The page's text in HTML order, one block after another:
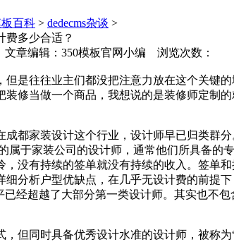
百科 > dedecms杂谈 >
费多少合适？
文章编辑：350模板官网小编 浏览次数：
但是往往业主们都没把注意力放在这个关键
装修当做一个商品，我想说的是装修师定制
都家装设计这个行业，设计师早已归类群分
属于家装公司的设计师，通常他们所具备
，没有持续的签单就没有持续的收入。签单
细分析户型优缺点，在几乎无设计费的前提
已经超越了大部分第一类设计师。其实也不
，但同时具备优秀设计水准的设计师，被称